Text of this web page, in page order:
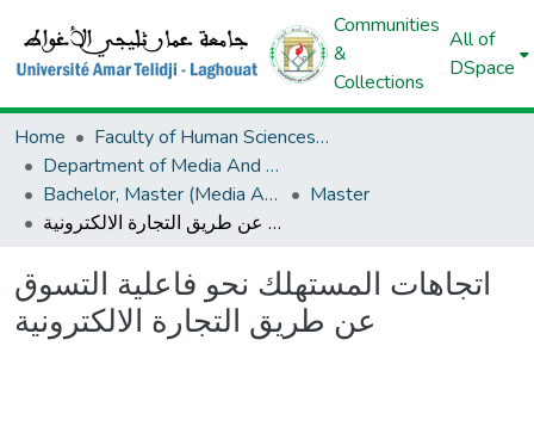
Communities
&
Collections
All of
DSpace
Home
Faculty of Human Sciences And Islamic Sciences And Civilizations
Department of Media And Communication
Bachelor, Master (Media And Communication)
Master
اتجاهات المستهلك نحو فاعلية التسوق عن طريق التجارة الالكترونية
اتجاهات المستهلك نحو فاعلية التسوق
عن طريق التجارة الالكترونية